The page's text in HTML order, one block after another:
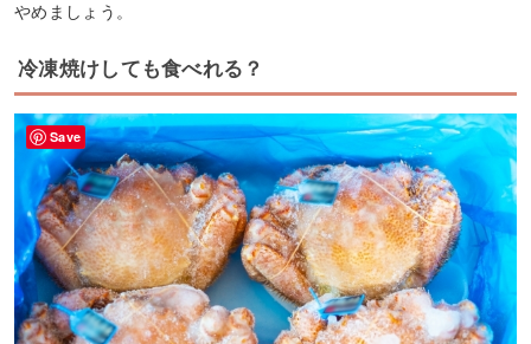
やめましょう。
冷凍焼けしても食べれる？
Save